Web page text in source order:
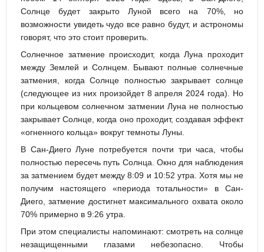
Солнце будет закрыто Луной всего на 70%, но
возможности увидеть чудо все равно будут, и астрономы
говорят, что это стоит проверить.
Солнечное затмение происходит, когда Луна проходит
между Землей и Солнцем. Бывают полные солнечные
затмения, когда Солнце полностью закрывает солнце
(следующее из них произойдет 8 апреля 2024 года). Но
при кольцевом солнечном затмении Луна не полностью
закрывает Солнце, когда оно проходит, создавая эффект
«огненного кольца» вокруг темноты Луны.
В Сан-Диего Луне потребуется почти три часа, чтобы
полностью пересечь путь Солнца. Окно для наблюдения
за затмением будет между 8:09 и 10:52 утра. Хотя мы не
получим настоящего «периода тотальности» в Сан-
Диего, затмение достигнет максимального охвата около
70% примерно в 9:26 утра.
При этом специалисты напоминают: смотреть на солнце
незащищенными глазами небезопасно. Чтобы